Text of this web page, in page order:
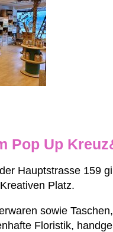
Pop Up
Hauptstrasse 159
Platz.
sowie
Floristik,